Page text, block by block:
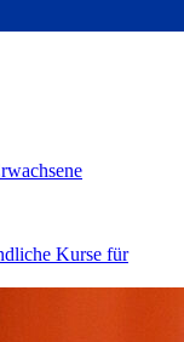
Kurse für